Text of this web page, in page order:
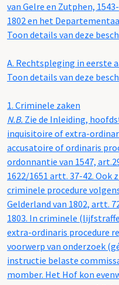
van Gelre en Zutphen,
1802 en het
Toon details van deze
A. Rechtspleging in eerste
Toon details van deze
1. Criminele zaken
N.B. Zie de Inleiding,
inquisitoire of extra-
accusatoire of ordinaris
ordonnantie van 1547,
1622/1651 artt. 37-42. Ook
criminele procedure
Gelderland van 1802, artt.
1803. In criminele
extra-ordinaris procedure
voorwerp van onderzoek
instructie belaste
momber. Het Hof kon